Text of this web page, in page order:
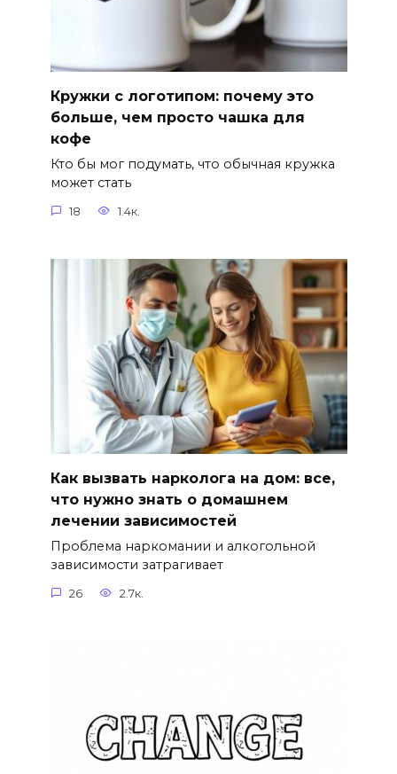
Кружки с логотипом: почему это
больше, чем просто чашка для
кофе
Кто бы мог подумать, что обычная кружка
может стать
18 1.4к.
Как вызвать нарколога на дом: все,
что нужно знать о домашнем
лечении зависимостей
Проблема наркомании и алкогольной
зависимости затрагивает
26 2.7к.